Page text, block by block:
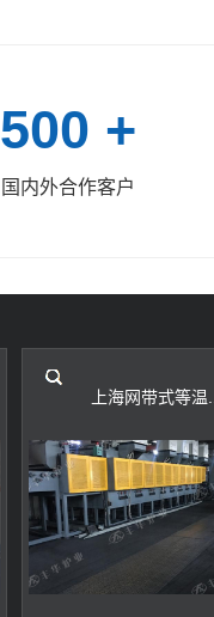
500 +
国内外合作客户
上海网带式等温...